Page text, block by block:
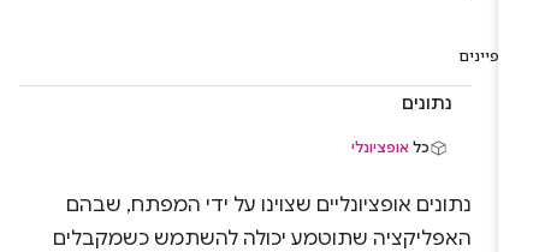
נתונים
כלאופציונלי
נתונים אופציונליים שצוינו על ידי המפתח, שבהם
האפליקציה שתוטמע יכולה להשתמש כשמקבלים